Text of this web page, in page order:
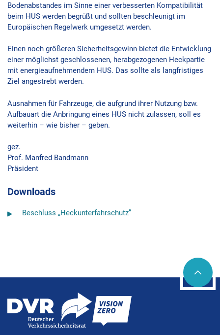
Bodenabstandes im Sinne einer verbesserten Kompatibilität
beim HUS werden begrüßt und sollten beschleunigt im
Europäischen Regelwerk umgesetzt werden.
Einen noch größeren Sicherheitsgewinn bietet die Entwicklung
einer möglichst geschlossenen, herabgezogenen Heckpartie
mit energieaufnehmendem HUS. Das sollte als langfristiges
Ziel angestrebt werden.
Ausnahmen für Fahrzeuge, die aufgrund ihrer Nutzung bzw.
Aufbauart die Anbringung eines HUS nicht zulassen, soll es
weiterhin – wie bisher – geben.
gez.
Prof. Manfred Bandmann
Präsident
Downloads
Beschluss „Heckunterfahrschutz”